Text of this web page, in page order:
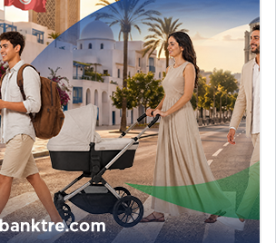
PHARMACEUTIQUE
AUDIOVISUEL
LOGISTIQUE ET
TRANSPORT
TOURSIME